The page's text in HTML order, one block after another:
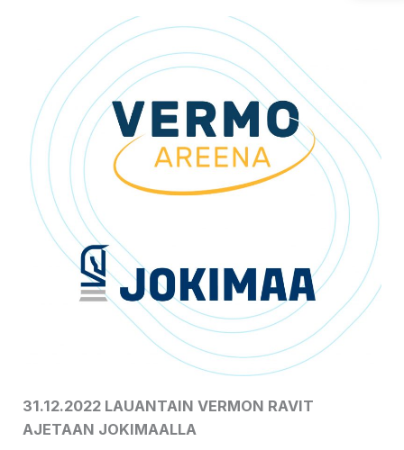
31.12.2022 LAUANTAIN VERMON RAVIT
AJETAAN JOKIMAALLA